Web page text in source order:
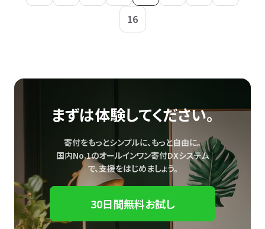
16
まずは体験してください。
寄付をもっとシンプルに、もっと自由に。
国内No.1のオールインワン寄付DXシステム
で、支援をはじめましょう。
30日間無料お試し